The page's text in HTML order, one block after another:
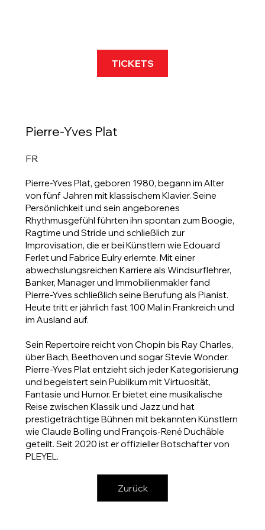
TICKETS
Pierre-Yves Plat
FR
Pierre-Yves Plat, geboren 1980, begann im Alter
von fünf Jahren mit klassischem Klavier. Seine
Persönlichkeit und sein angeborenes
Rhythmusgefühl führten ihn spontan zum Boogie,
Ragtime und Stride und schließlich zur
Improvisation, die er bei Künstlern wie Edouard
Ferlet und Fabrice Eulry erlernte. Mit einer
abwechslungsreichen Karriere als Windsurflehrer,
Banker, Manager und Immobilienmakler fand
Pierre-Yves schließlich seine Berufung als Pianist.
Heute tritt er jährlich fast 100 Mal in Frankreich und
im Ausland auf.
Sein Repertoire reicht von Chopin bis Ray Charles,
über Bach, Beethoven und sogar Stevie Wonder.
Pierre-Yves Plat entzieht sich jeder Kategorisierung
und begeistert sein Publikum mit Virtuosität,
Fantasie und Humor. Er bietet eine musikalische
Reise zwischen Klassik und Jazz und hat
prestigeträchtige Bühnen mit bekannten Künstlern
wie Claude Bolling und François-René Duchâble
geteilt. Seit 2020 ist er offizieller Botschafter von
PLEYEL.
Zurück